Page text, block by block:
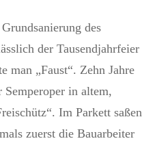
des
der Tausendjahrfeier
man „Faust“. Zehn Jahre
in altem,
Im Parkett saßen
zuerst die Bauarbeiter